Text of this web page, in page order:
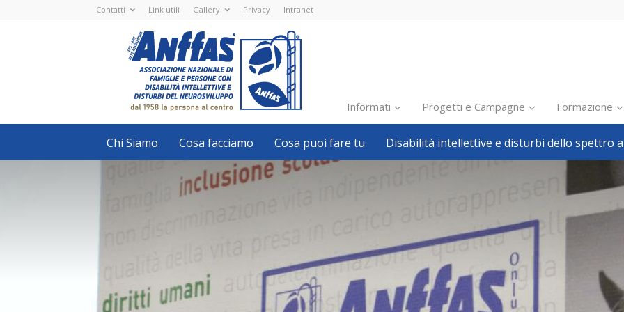
Contatti Link utili Gallery Privacy Intranet
Nazionale
ETS
-
APS
Associazione
Nazionale
di
Famiglie
e
con
disabilità
intellettive
neurosviluppo
Informati
Inclusione scolastica
Inclusione lavorativa
Politiche sociali
Pillole
Formazione
Avvisi, bandi
Welfare locale
Progetti e Campagne Formazione
Chi Siamo Cosa facciamo Cosa puoi fare tu Disabilità intellettive e disturbi dello spettro